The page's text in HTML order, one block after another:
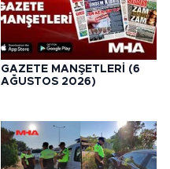
GAZETE MANŞETLERİ (6
AĞUSTOS 2026)